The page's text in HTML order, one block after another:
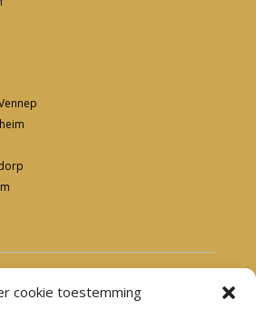
cookie toestemming
Dieuw Babykleding & Kinderkleding